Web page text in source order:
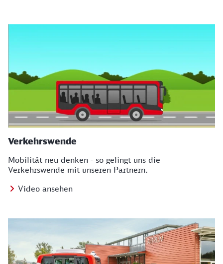
Verkehrswende
Mobilität neu denken - so gelingt uns die
Verkehrswende mit unseren Partnern.
Video ansehen